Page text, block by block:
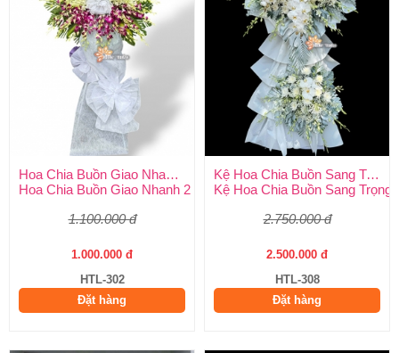
Hoa Chia Buồn Giao Nhanh 2 Giờ
Hoa Chia Buồn Giao Nhanh 2 Giờ – Dịch Vụ Uy Tín Tại Huy
1.100.000 đ
1.000.000 đ
HTL-302
Đặt hàng
Kệ Hoa Chia Buồn Sang Trọng
Kệ Hoa Chia Buồn Sang
2.750.000 đ
2.500.000 đ
HTL-308
Đặt hàng